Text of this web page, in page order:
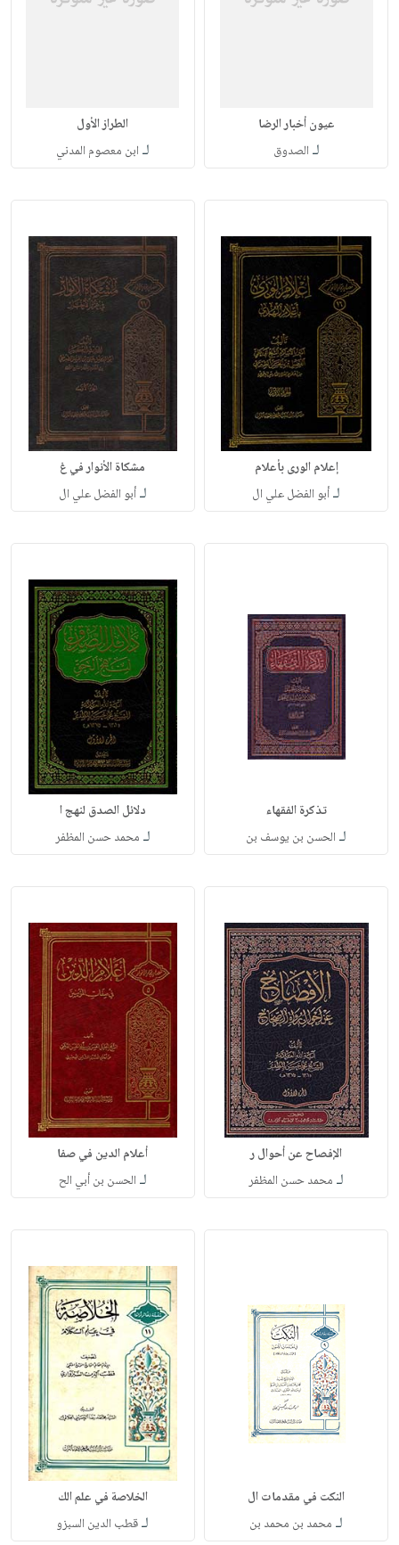
عيون أخبار الرضا
لـ الصدوق
الطراز الأول
لـ ابن معصوم المدني
إعلام الورى بأعلام
لـأبو الفضل علي ال
مشكاة الأنوار في غ
لـأبو الفضل علي ال
تذكرة الفقهاء
لـ الحسن بن يوسف بن
دلائل الصدق لنهج ا
لـ محمد حسن المظفر
الإفصاح عن أحوال ر
لـ محمد حسن المظفر
أعلام الدين في صفا
لـ الحسن بن أبي الح
النكت في مقدمات ال
لـ محمد بن محمد بن
الخلاصة في علم الك
لـقطب الدين السبزو